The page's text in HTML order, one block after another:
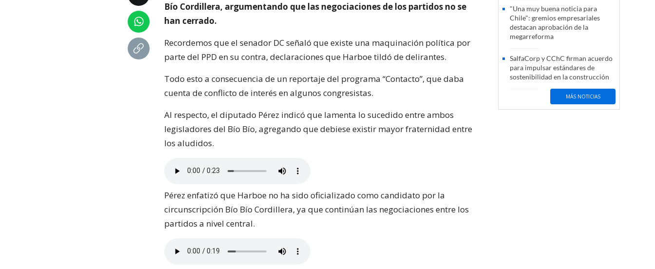
Bío Cordillera, argumentando que las negociaciones de los partidos no se
han cerrado.
Recordemos que el senador DC señaló que existe una maquinación política por
parte del PPD en su contra, declaraciones que Harboe tildó de delirantes.
Todo esto a consecuencia de un reportaje del programa “Contacto”, que daba
cuenta de conflicto de interés en algunos congresistas.
Al respecto, el diputado Pérez indicó que lamenta lo sucedido entre ambos
legisladores del Bío Bío, agregando que debiese existir mayor fraternidad entre
los aludidos.
Pérez enfatizó que Harboe no ha sido oficializado como candidato por la
circunscripción Bío Bío Cordillera, ya que continúan las negociaciones entre los
partidos a nivel central.
"Una muy buena noticia para
Chile": gremios empresariales
destacan aprobación de la
megarreforma
SalfaCorp y CChC firman acuerdo
para impulsar estándares de
sostenibilidad en la construcción
MÁS NOTICIAS